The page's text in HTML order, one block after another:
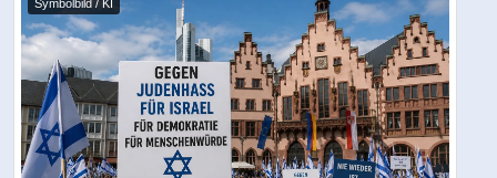
Symbolbild / KI